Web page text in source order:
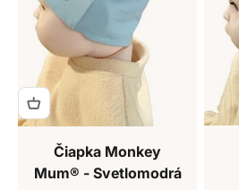
Čiapka Monkey
Mum® - Svetlomodrá